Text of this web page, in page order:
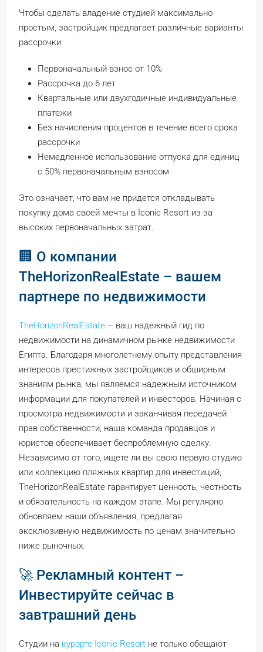
Чтобы сделать владение студией максимально
простым, застройщик предлагает различные варианты
рассрочки:
Первоначальный взнос от 10%
Рассрочка до 6 лет
Квартальные или двухгодичные индивидуальные
платежи
Без начисления процентов в течение всего срока
рассрочки
Немедленное использование отпуска для единиц
с 50% первоначальным взносом
Это означает, что вам не придется откладывать
покупку дома своей мечты в Iconic Resort из-за
высоких первоначальных затрат.
🏢 О компании
TheHorizonRealEstate – вашем
партнере по недвижимости
TheHorizonRealEstate – ваш надежный гид по
недвижимости на динамичном рынке недвижимости
Египта. Благодаря многолетнему опыту представления
интересов престижных застройщиков и обширным
знаниям рынка, мы являемся надежным источником
информации для покупателей и инвесторов. Начиная с
просмотра недвижимости и заканчивая передачей
прав собственности, наша команда продавцов и
юристов обеспечивает беспроблемную сделку.
Независимо от того, ищете ли вы свою первую студию
или коллекцию пляжных квартир для инвестиций,
TheHorizonRealEstate гарантирует ценность, честность
и обязательность на каждом этапе. Мы регулярно
обновляем наши объявления, предлагая
эксклюзивную недвижимость по ценам значительно
ниже рыночных.
🚀 Рекламный контент –
Инвестируйте сейчас в
завтрашний день
Студии на курорте Iconic Resort не только обещают